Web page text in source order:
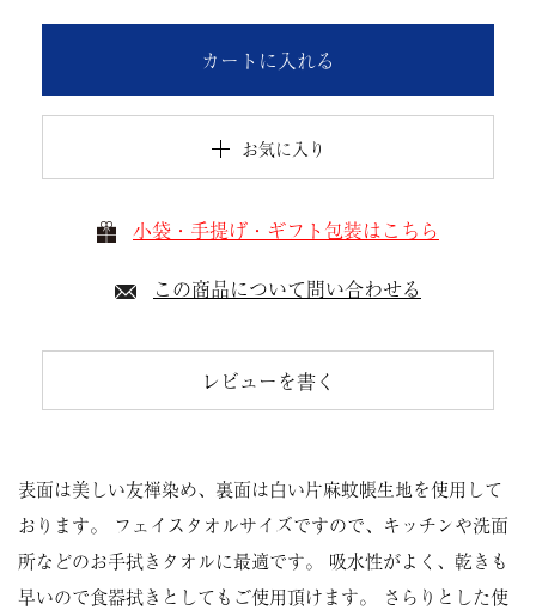
お気に入り
カートに入れる
小袋・手提げ・ギフト包装はこちら
この商品について問い合わせる
レビューを書く
表面は美しい友禅染め、裏面は白い片麻蚊帳生地を使用して
おります。 フェイスタオルサイズですので、キッチンや洗面
所などのお手拭きタオルに最適です。 吸水性がよく、乾きも
早いので食器拭きとしてもご使用頂けます。 さらりとした使